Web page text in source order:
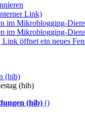
Link)
im Mikroblogging-
im Mikroblogging-
öffnet ein neues
(hib)
(hib)
(hib) ()